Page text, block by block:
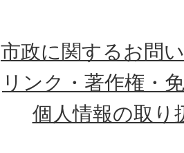
市政に関するお問
リンク・著作権・
個人情報の取り